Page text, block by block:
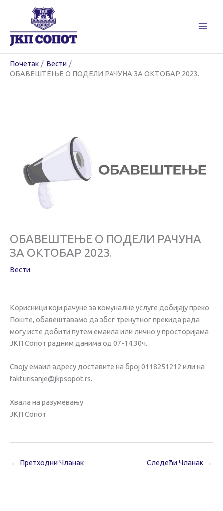
Почетак
Вести
ОБАВЕШТЕЊЕ О ПОДЕЛИ РАЧУНА ЗА ОКТОБАР 2023.
ОБАВЕШТЕЊЕ О ПОДЕЛИ РАЧУНА
ЗА ОКТОБАР 2023.
Вести
Корисници који рачуне за комуналне услуге добијају преко
Поште, обавештавамо да због тренутног прекида рада
могу исте добити путем емаила или лично у просторијама
ЈКП Сопот радним данима од 07-14.30ч.
Своју емаил адресу доставите на број 0118251212 или на
fakturisanje@jkpsopot.rs.
Хвала на разумевању
ЈКП Сопот
← Претходни Чланак Следећи Чланак →